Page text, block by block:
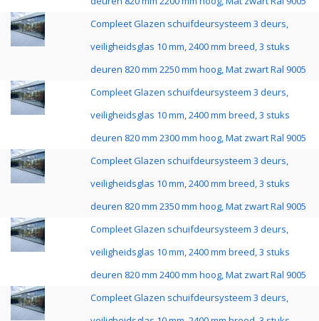
Compleet Glazen schuifdeursysteem 3 deurs,
veiligheidsglas 10 mm, 2400 mm breed, 3 stuks
deuren 820 mm 2250 mm hoog, Mat zwart Ral 9005
Compleet Glazen schuifdeursysteem 3 deurs,
veiligheidsglas 10 mm, 2400 mm breed, 3 stuks
deuren 820 mm 2300 mm hoog, Mat zwart Ral 9005
Compleet Glazen schuifdeursysteem 3 deurs,
veiligheidsglas 10 mm, 2400 mm breed, 3 stuks
deuren 820 mm 2350 mm hoog, Mat zwart Ral 9005
Compleet Glazen schuifdeursysteem 3 deurs,
veiligheidsglas 10 mm, 2400 mm breed, 3 stuks
deuren 820 mm 2400 mm hoog, Mat zwart Ral 9005
Compleet Glazen schuifdeursysteem 3 deurs,